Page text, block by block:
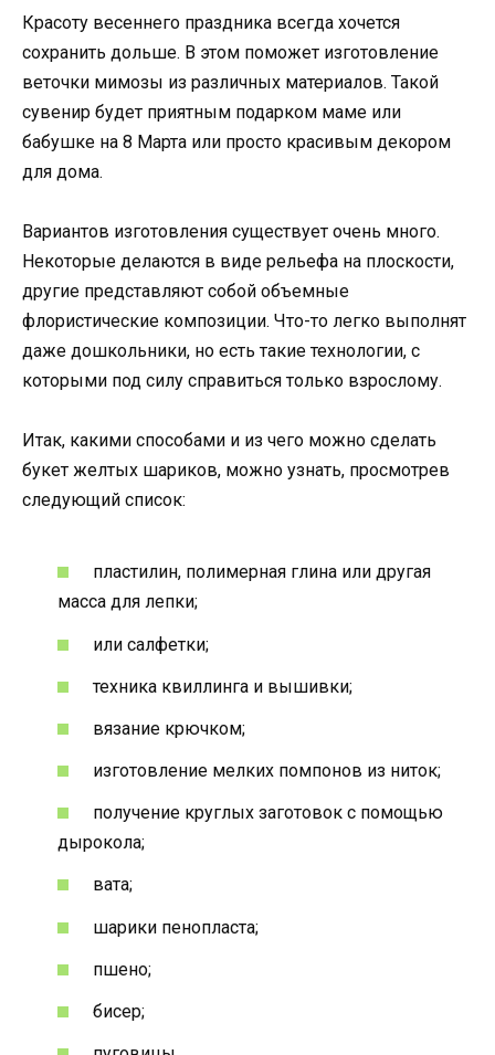
Красоту весеннего праздника всегда хочется
сохранить дольше. В этом поможет изготовление
веточки мимозы из различных материалов. Такой
сувенир будет приятным подарком маме или
бабушке на 8 Марта или просто красивым декором
для дома.
Вариантов изготовления существует очень много.
Некоторые делаются в виде рельефа на плоскости,
другие представляют собой объемные
флористические композиции. Что-то легко выполнят
даже дошкольники, но есть такие технологии, с
которыми под силу справиться только взрослому.
Итак, какими способами и из чего можно сделать
букет желтых шариков, можно узнать, просмотрев
следующий список:
пластилин, полимерная глина или другая
масса для лепки;
или салфетки;
техника квиллинга и вышивки;
вязание крючком;
изготовление мелких помпонов из ниток;
получение круглых заготовок с помощью
дырокола;
вата;
шарики пенопласта;
пшено;
бисер;